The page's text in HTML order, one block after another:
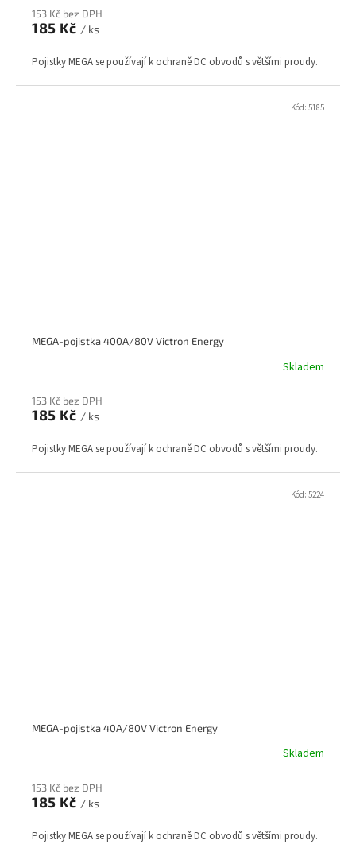
153 Kč bez DPH
185 Kč / ks
Pojistky MEGA se používají k ochraně DC obvodů s většími proudy.
MEGA-pojistka 400A/80V Victron Energy
Skladem
153 Kč bez DPH
185 Kč / ks
Pojistky MEGA se používají k ochraně DC obvodů s většími proudy.
Kód: 5185
MEGA-pojistka 40A/80V Victron Energy
Skladem
153 Kč bez DPH
185 Kč / ks
Pojistky MEGA se používají k ochraně DC obvodů s většími proudy.
Kód: 5224